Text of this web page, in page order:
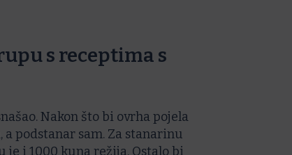
s receptima s
Nakon što bi ovrha pojela
podstanar sam. Za stanarinu
je i 1000 kuna režija. Ostalo bi